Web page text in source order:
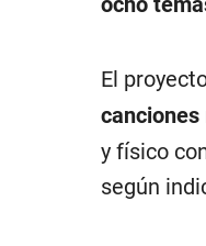
El
canciones
y físico
según